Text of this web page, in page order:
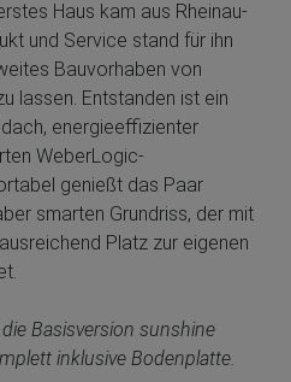
Haus kam aus Rheinau-
und Service stand für ihn
Bauvorhaben von
lassen. Entstanden ist ein
energieeffizienter
WeberLogic-
genießt das Paar
smarten Grundriss, der mit
Platz zur eigenen
Basisversion sunshine
inklusive Bodenplatte.